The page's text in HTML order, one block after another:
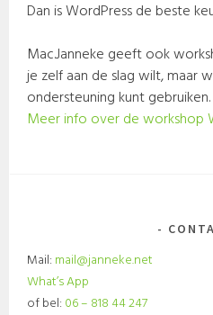
Dan is WordPress de beste
Mac.Janneke geeft ook
je zelf aan de slag wilt, maar
ondersteuning kunt gebruiken.
Meer info over de workshop
Mail: mail@janneke.net
What’s App
of bel: 06 – 818 44 247